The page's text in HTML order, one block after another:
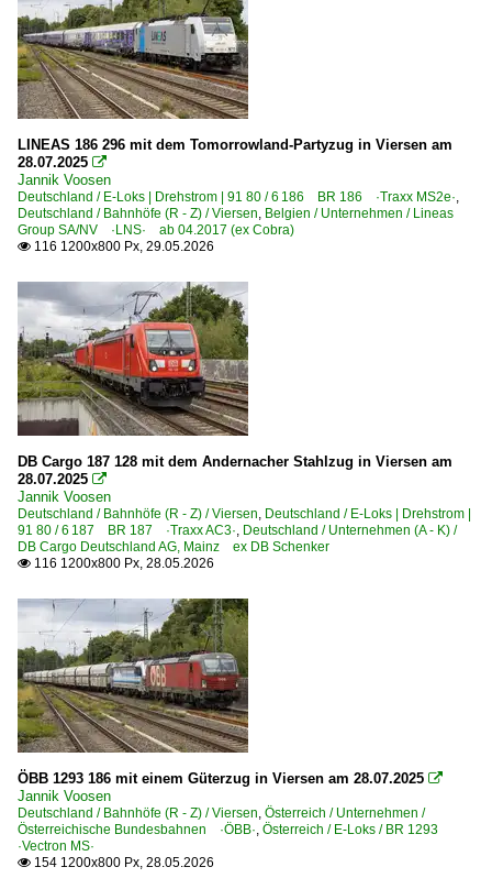
BR 28 · E 186 ·Traxx MS2e, 7 186·
Unternehmen
Lineas Group SA/NV ·LNS· ab 04.2017 (ex Cobra)
Deutschland
Bahndienstfahrzeuge
Zweiwegefahrzeuge
Bahndienstfahrzeuge | Triebfahrzeuge
6 182 BR 182.5 ·ES 64 U2·
Bahntechnische Anlagen und Kunstbauten
Lichtsignale
Stellwerke
Dieselloks | 92 80
1 223 BR 223 · BR 253 · DE 2000 ·ER20·
1 241 BR 241 Umbau BR 232
Dieselloks | bis 100 km/h | 98 80
0 275 BR 275 ·MaK G 1206 BB·
E-Loks | Drehstrom | 91 80
6 185 BR 185 ·Traxx AC1/2·
6 186 BR 186 ·Traxx MS2e·
6 187 BR 187 ·Traxx AC3·
6 189 BR 189 ·ES 64 F4·
2010
2010
2011
2012
2013
2016
2017
2020
2020
2022
2025
LINEAS 186 296 mit dem Tomorrowland-Partyzug in Viersen am
28.07.2025 
Jannik Voosen
Deutschland / E-Loks | Drehstrom | 91 80 / 6 186 BR 186 ·Traxx MS2e·,
Deutschland / Bahnhöfe (R - Z) / Viersen, Belgien / Unternehmen / Lineas
Group SA/NV ·LNS· ab 04.2017 (ex Cobra)
 116 1200x800 Px, 29.05.2026
DB Cargo 187 128 mit dem Andernacher Stahlzug in Viersen am
28.07.2025 
Jannik Voosen
Deutschland / Bahnhöfe (R - Z) / Viersen, Deutschland / E-Loks | Drehstrom |
91 80 / 6 187 BR 187 ·Traxx AC3·, Deutschland / Unternehmen (A - K) /
DB Cargo Deutschland AG, Mainz ex DB Schenker
 116 1200x800 Px, 28.05.2026
ÖBB 1293 186 mit einem Güterzug in Viersen am 28.07.2025 
Jannik Voosen
Deutschland / Bahnhöfe (R - Z) / Viersen, Österreich / Unternehmen /
Österreichische Bundesbahnen ·ÖBB·, Österreich / E-Loks / BR 1293
·Vectron MS·
 154 1200x800 Px, 28.05.2026